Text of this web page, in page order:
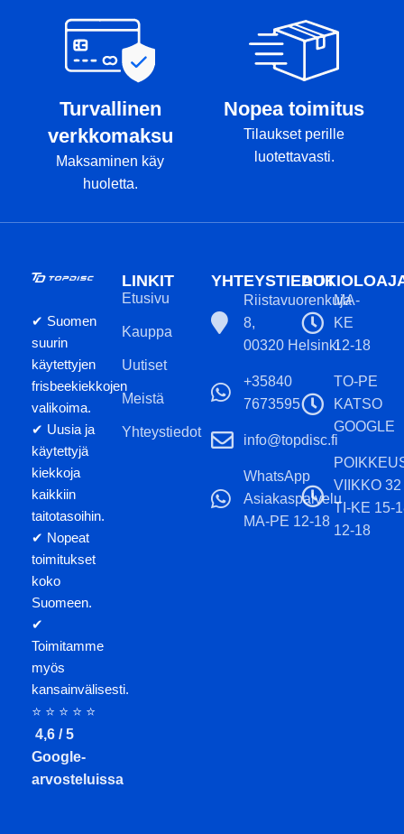
Turvallinen
verkkomaksu
Maksaminen käy
huoletta.
Nopea toimitus
Tilaukset perille
luotettavasti.
✔ Suomen
suurin
käytettyjen
frisbeekiekkojen
valikoima.
✔ Uusia ja
käytettyjä
kiekkoja
kaikkiin
taitotasoihin.
✔ Nopeat
toimitukset
koko
Suomeen.
✔
Toimitamme
myös
kansainvälisesti.
⭐ ⭐ ⭐ ⭐ ⭐
4,6 / 5
Google-
arvosteluissa
LINKIT
Etusivu
Kauppa
Uutiset
Meistä
Yhteystiedot
YHTEYSTIEDOT
Riistavuorenkuja
8,
00320 Helsinki
+35840
7673595
info@topdisc.fi
WhatsApp
Asiakaspalvelu
MA-PE 12-18
MA-
KE
12-18
TO-PE
KATSO
GOOGLE
VIIKKO 32
TI-KE 15-
12-18